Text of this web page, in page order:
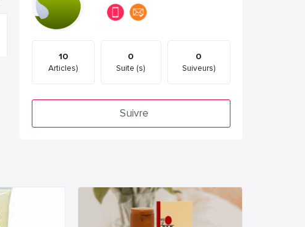
10
Articles)
0
Suite (s)
0
Suiveurs)
Suivre